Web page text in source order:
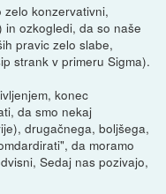
zelo konzervativni,
in ozkogledi, da so naše
pravic zelo slabe,
strank v primeru Sigma).
konec
da smo nekaj
drugačnega, boljšega,
da moramo
Sedaj nas pozivajo,